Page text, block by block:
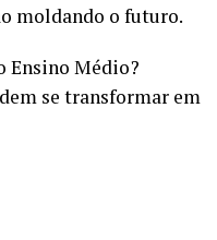
moldando o futuro.
Ensino Médio?
se transformar em